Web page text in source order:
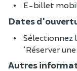
E-billet
Dates
Sélectionnez
'Réserver
Autres